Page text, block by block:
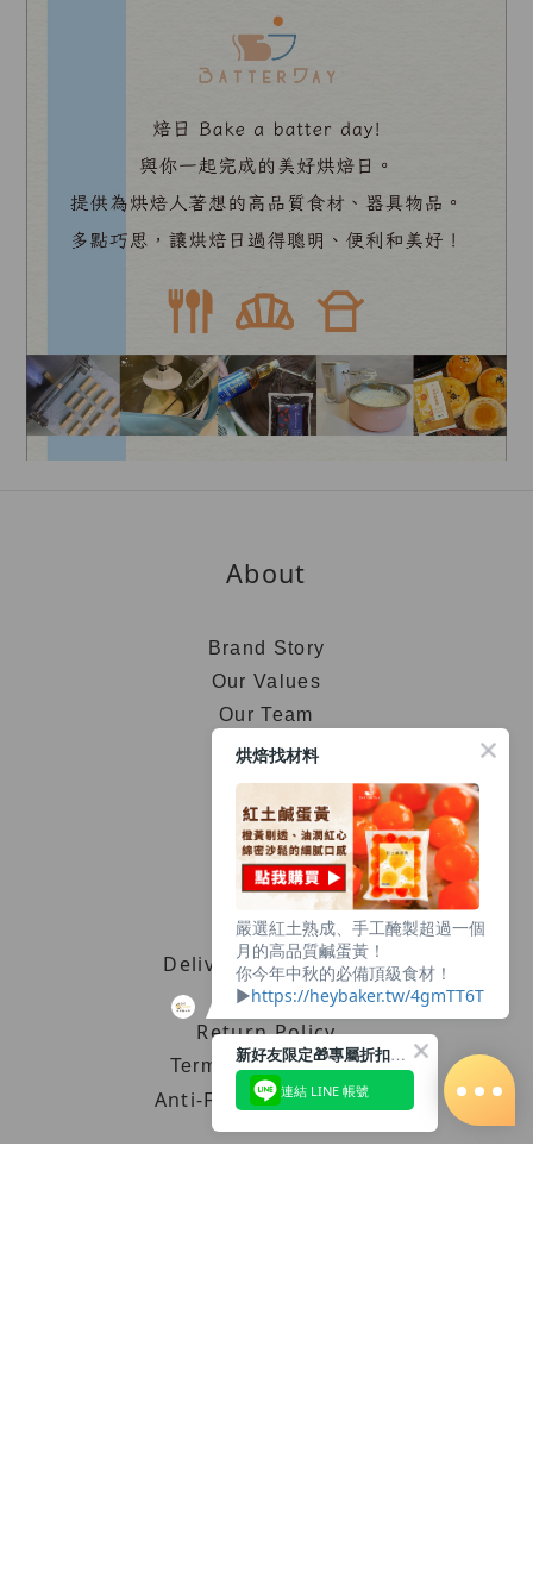
About
Brand Story
Our Values
Our Team
Help
FAQ
Delivery & Shipping
Payment
Return Policy
Terms & Conditions
Anti-Fraud Statement
烘焙找材料
嚴選紅土熟成、手工醃製超過一個
月的高品質鹹蛋黃！
你今年中秋的必備頂級食材！
▶︎https://heybaker.tw/4gmTT6T
新好友限定🎁專屬折扣馬上領
連結 LINE 帳號